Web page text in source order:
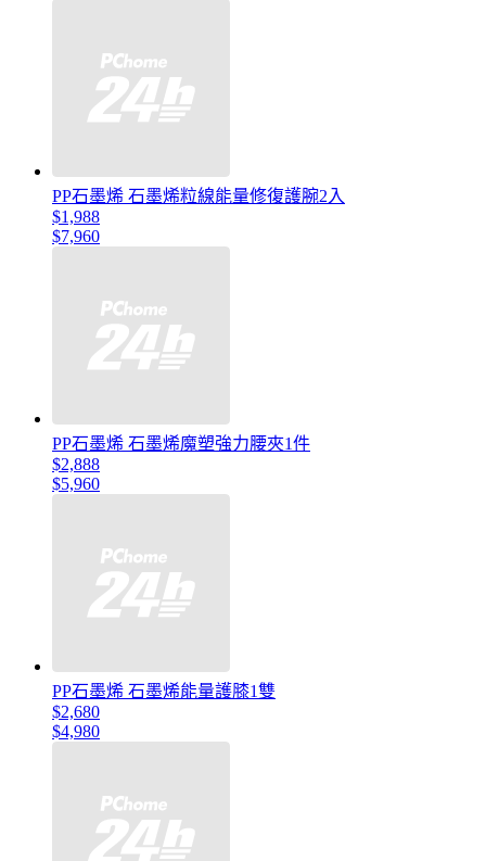
PP石墨烯 石墨烯粒線能量修復護腕2入
$1,988
$7,960
PP石墨烯 石墨烯魔塑強力腰夾1件
$2,888
$5,960
PP石墨烯 石墨烯能量護膝1雙
$2,680
$4,980